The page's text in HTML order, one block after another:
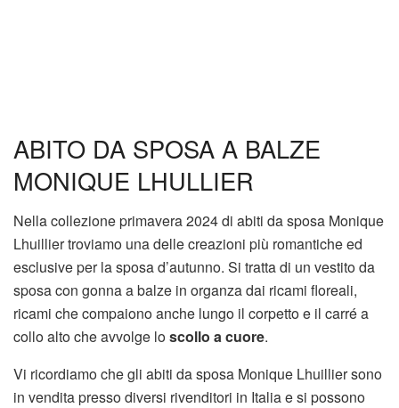
ABITO DA SPOSA A BALZE
MONIQUE LHULLIER
Nella collezione primavera 2024 di abiti da sposa Monique
Lhuillier troviamo una delle creazioni più romantiche ed
esclusive per la sposa d’autunno. Si tratta di un vestito da
sposa con gonna a balze in organza dai ricami floreali,
ricami che compaiono anche lungo il corpetto e il carré a
collo alto che avvolge loscollo a cuore.
Vi ricordiamo che gli abiti da sposa Monique Lhuillier sono
in vendita presso diversi rivenditori in Italia e si possono